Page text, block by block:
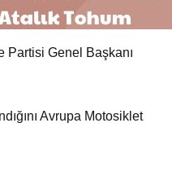
Partisi Genel Başkanı
Avrupa Motosiklet